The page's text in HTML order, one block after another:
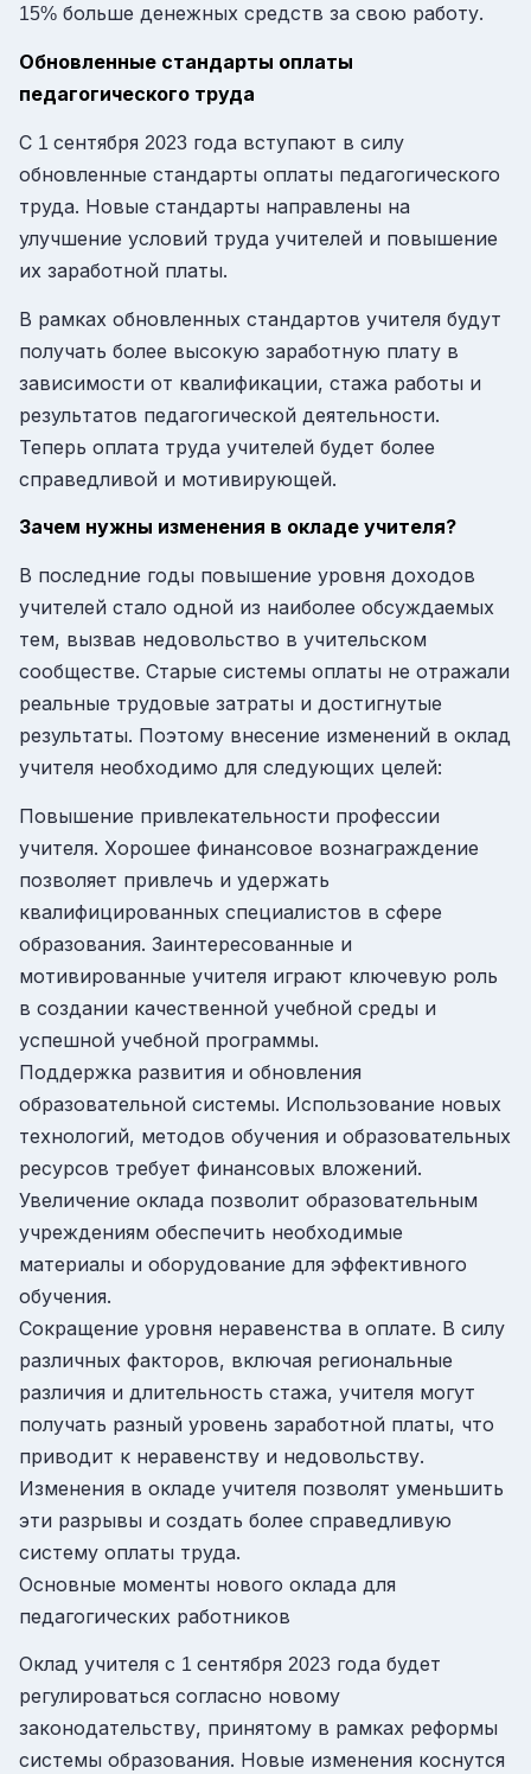
15% больше денежных средств за свою работу.
Обновленные стандарты оплаты
педагогического труда
С 1 сентября 2023 года вступают в силу
обновленные стандарты оплаты педагогического
труда. Новые стандарты направлены на
улучшение условий труда учителей и повышение
их заработной платы.
В рамках обновленных стандартов учителя будут
получать более высокую заработную плату в
зависимости от квалификации, стажа работы и
результатов педагогической деятельности.
Теперь оплата труда учителей будет более
справедливой и мотивирующей.
Зачем нужны изменения в окладе учителя?
В последние годы повышение уровня доходов
учителей стало одной из наиболее обсуждаемых
тем, вызвав недовольство в учительском
сообществе. Старые системы оплаты не отражали
реальные трудовые затраты и достигнутые
результаты. Поэтому внесение изменений в оклад
учителя необходимо для следующих целей:
Повышение привлекательности профессии
учителя. Хорошее финансовое вознаграждение
позволяет привлечь и удержать
квалифицированных специалистов в сфере
образования. Заинтересованные и
мотивированные учителя играют ключевую роль
в создании качественной учебной среды и
успешной учебной программы.
Поддержка развития и обновления
образовательной системы. Использование новых
технологий, методов обучения и образовательных
ресурсов требует финансовых вложений.
Увеличение оклада позволит образовательным
учреждениям обеспечить необходимые
материалы и оборудование для эффективного
обучения.
Сокращение уровня неравенства в оплате. В силу
различных факторов, включая региональные
различия и длительность стажа, учителя могут
получать разный уровень заработной платы, что
приводит к неравенству и недовольству.
Изменения в окладе учителя позволят уменьшить
эти разрывы и создать более справедливую
систему оплаты труда.
Основные моменты нового оклада для
педагогических работников
Оклад учителя с 1 сентября 2023 года будет
регулироваться согласно новому
законодательству, принятому в рамках реформы
системы образования. Новые изменения коснутся